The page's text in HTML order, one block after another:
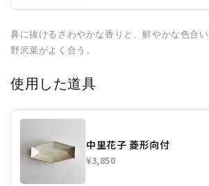
鼻に抜けるさわやかな香りと、鮮やかな色合い
野沢菜がよく合う。
使用した道具
中里花子 菱形向付
¥3,850